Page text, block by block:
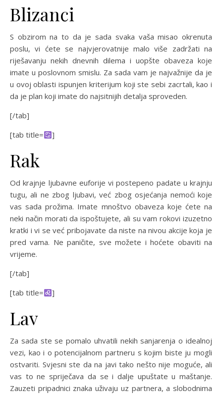
Blizanci
S obzirom na to da je sada svaka vaša misao okrenuta
poslu, vi ćete se najvjerovatnije malo više zadržati na
riješavanju nekih dnevnih dilema i uopšte obaveza koje
imate u poslovnom smislu. Za sada vam je najvažnije da je
u ovoj oblasti ispunjen kriterijum koji ste sebi zacrtali, kao i
da je plan koji imate do najsitnijih detalja sproveden.
[/tab]
[tab title=
]
Rak
Od krajnje ljubavne euforije vi postepeno padate u krajnju
tugu, ali ne zbog ljubavi, već zbog osjećanja nemoći koje
vas sada prožima. Imate mnoštvo obaveza koje ćete na
neki način morati da ispoštujete, ali su vam rokovi izuzetno
kratki i vi se već pribojavate da niste na nivou akcije koja je
pred vama. Ne paničite, sve možete i hoćete obaviti na
vrijeme.
[/tab]
[tab title=
]
Lav
Za sada ste se pomalo uhvatili nekih sanjarenja o idealnoj
vezi, kao i o potencijalnom partneru s kojim biste ju mogli
ostvariti. Svjesni ste da na javi tako nešto nije moguće, ali
vas to ne spriječava da se i dalje upuštate u maštanje.
Zauzeti pripadnici znaka uživaju uz partnera, a slobodnima